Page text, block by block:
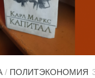
/ ПОЛИТЭКОНОМИЯ